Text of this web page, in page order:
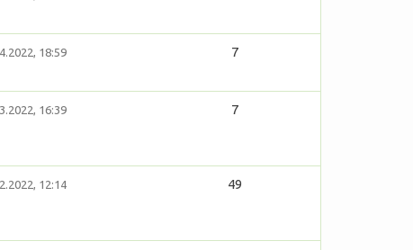
18:59 7
16:39 7
12:14 49